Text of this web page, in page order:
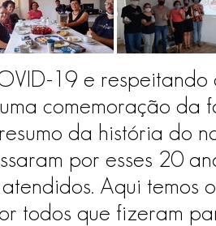
19 e respeitando
comemoração da
da história do
por esses 20
Aqui temos
todos que fizeram